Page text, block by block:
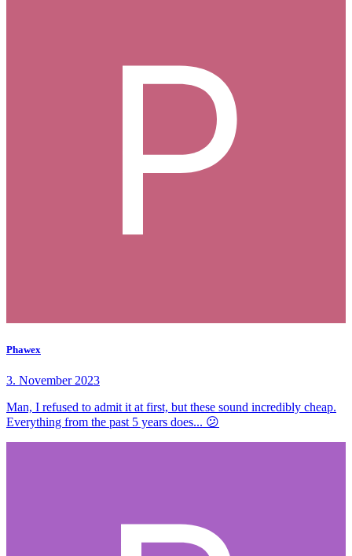
Phawex
3. November 2023
Man, I refused to admit it at first, but these sound incredibly cheap.
Everything from the past 5 years does... 😕